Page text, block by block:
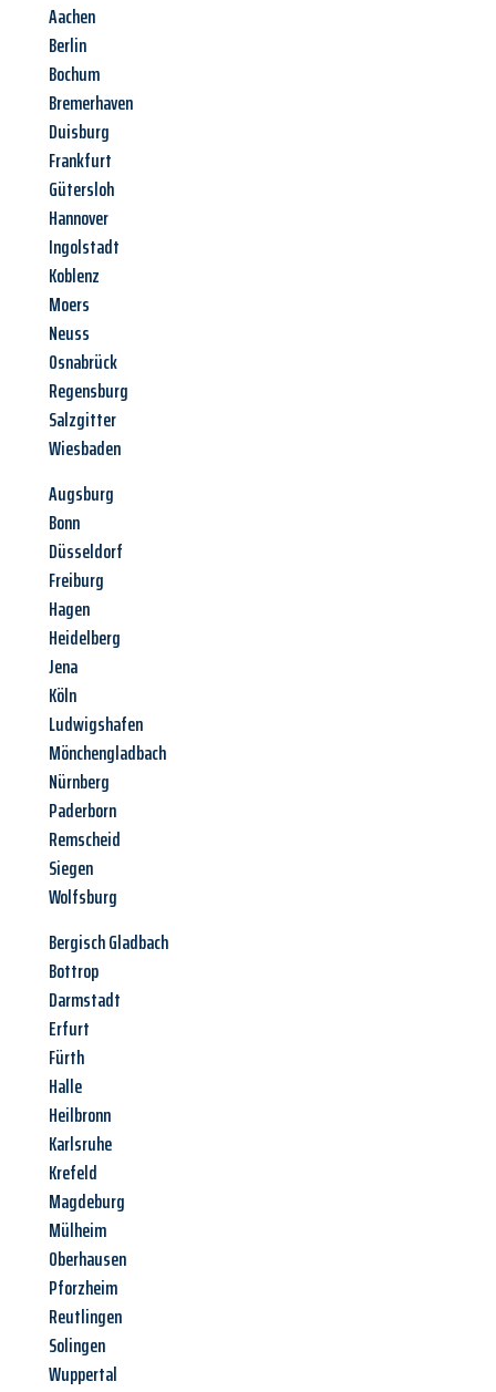
Aachen
Berlin
Bochum
Bremerhaven
Duisburg
Frankfurt
Gütersloh
Hannover
Ingolstadt
Koblenz
Moers
Neuss
Osnabrück
Regensburg
Salzgitter
Wiesbaden
Augsburg
Bonn
Düsseldorf
Freiburg
Hagen
Heidelberg
Jena
Köln
Ludwigshafen
Mönchengladbach
Nürnberg
Paderborn
Remscheid
Siegen
Wolfsburg
Bergisch Gladbach
Bottrop
Darmstadt
Erfurt
Fürth
Halle
Heilbronn
Karlsruhe
Krefeld
Magdeburg
Mülheim
Oberhausen
Pforzheim
Reutlingen
Solingen
Wuppertal